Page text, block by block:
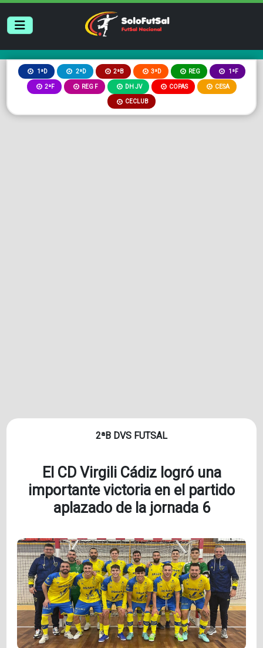
1ªD 2ªD 2ªB 3ªD REG 1ªF
2ªF REG F DH JV COPAS CESA
CECLUB
2ªB DVS FUTSAL
El CD Virgili Cádiz logró una
importante victoria en el partido
aplazado de la jornada 6